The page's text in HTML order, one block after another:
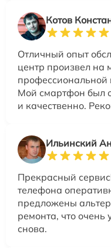
Котов
Отличный опыт
центр произвел на
профессиональной
Мой смартфон был
и качественно.
Ильинский
Прекрасный
телефона
предложены
ремонта, что
снова.